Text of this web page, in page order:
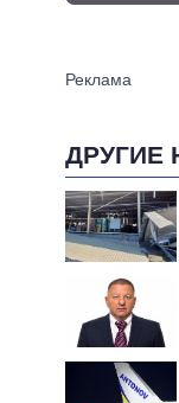
ДРУГИЕ